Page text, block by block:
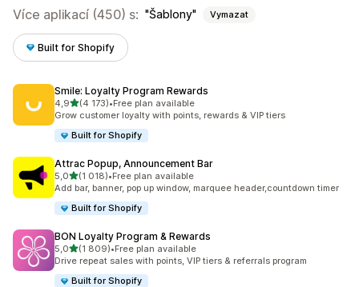
Více aplikací (450) s: Šablony Vymazat
Built for Shopify
Smile: Loyalty Program Rewards
4,9z 5 hvězd
(4 173)
Celkový počet recenzí: 4173
•Free plan available
Grow customer loyalty with points, rewards & VIP tiers
Built for Shopify
Attrac Popup, Announcement Bar
5,0z 5 hvězd
(1 018)
Celkový počet recenzí: 1018
•Free plan available
Add bar, banner, pop up window, marquee header,countdown timer
Built for Shopify
BON Loyalty Program & Rewards
5,0z 5 hvězd
(1 809)
Celkový počet recenzí: 1809
•Free plan available
Drive repeat sales with points, VIP tiers & referrals program
Built for Shopify